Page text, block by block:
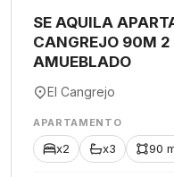
SE AQUILA
CANGREJO 90M
AMUEBLADO
El Cangrejo
APARTAMENTO
x2 x3 90